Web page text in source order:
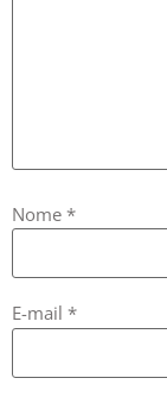
E-mail*
Site